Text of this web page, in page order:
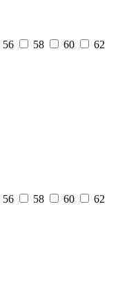
56 58 60
62
56 58 60
62